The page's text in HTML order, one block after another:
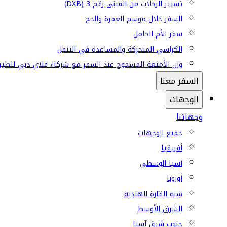
تسيير الرحلات من المبنى رقم 3 (DXB)
السفر خلال موسم العمرة والحج
سفر الأم الحامل
الكراسي المتحركة والمساعدة في التنقل
وزن الأمتعة المسموح عند السفر مع شركاء فلاي دبي
السفر معنا
الوجهات
وجهاتنا
جميع الوجهات
أفريقيا
آسيا الوسطى
أوروبا
شبه القارة الهندية
الشرق الأوسط
جنوب شرق آسيا